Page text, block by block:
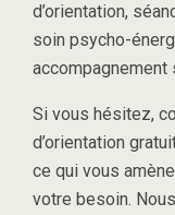
d’orientation,
soin psycho-
accompagnement
Si vous hésitez,
d’orientation
ce qui vous
votre besoin.